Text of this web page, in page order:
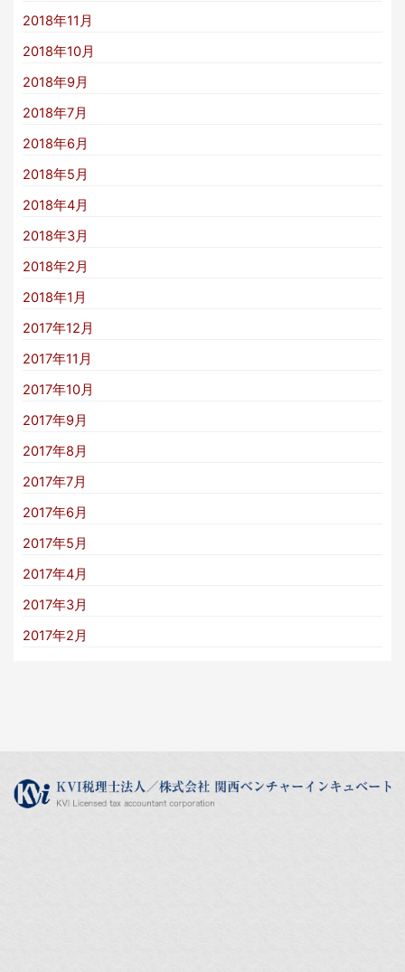
2018年11月
2018年10月
2018年9月
2018年7月
2018年6月
2018年5月
2018年4月
2018年3月
2018年2月
2018年1月
2017年12月
2017年11月
2017年10月
2017年9月
2017年8月
2017年7月
2017年6月
2017年5月
2017年4月
2017年3月
2017年2月